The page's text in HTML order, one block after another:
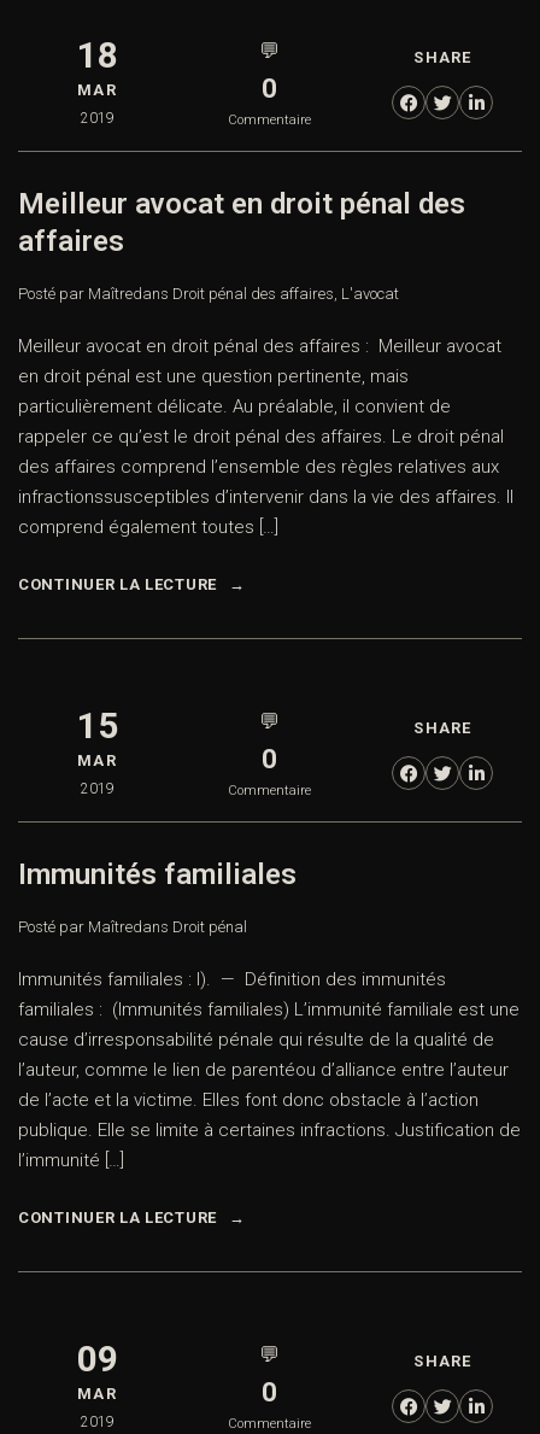
18
MAR
2019
💬
0
Commentaire
SHARE
Meilleur avocat en droit pénal des
affaires
Posté par Maîtredans Droit pénal des affaires, L'avocat
Meilleur avocat en droit pénal des affaires : Meilleur avocat
en droit pénal est une question pertinente, mais
particulièrement délicate. Au préalable, il convient de
rappeler ce qu’est le droit pénal des affaires. Le droit pénal
des affaires comprend l’ensemble des règles relatives aux
infractionssusceptibles d’intervenir dans la vie des affaires. Il
comprend également toutes […]
CONTINUER LA LECTURE
15
MAR
2019
💬
0
Commentaire
SHARE
Immunités familiales
Posté par Maîtredans Droit pénal
Immunités familiales : I). — Définition des immunités
familiales : (Immunités familiales) L’immunité familiale est une
cause d’irresponsabilité pénale qui résulte de la qualité de
l’auteur, comme le lien de parentéou d’alliance entre l’auteur
de l’acte et la victime. Elles font donc obstacle à l’action
publique. Elle se limite à certaines infractions. Justification de
l’immunité […]
CONTINUER LA LECTURE
09
MAR
2019
💬
0
Commentaire
SHARE